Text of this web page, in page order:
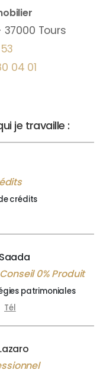
Tours
04 01
je travaille :
crédits
0% Produit
patrimoniales
Tél